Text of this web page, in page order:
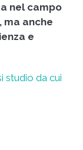
nel campo
anche
e
studio da cui